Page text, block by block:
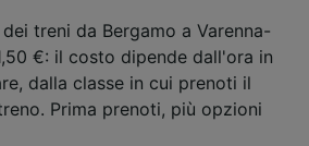
treni da Bergamo a Varenna-
€: il costo dipende dall'ora in
dalla classe in cui prenoti il
Prima prenoti, più opzioni